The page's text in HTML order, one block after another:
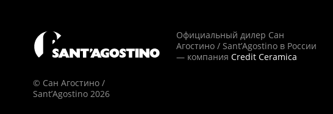
© Сан Агостино /
Sant’Agostino 2026
Официальный дилер Сан
Агостино / Sant’Agostino в России
— компания Credit Ceramica